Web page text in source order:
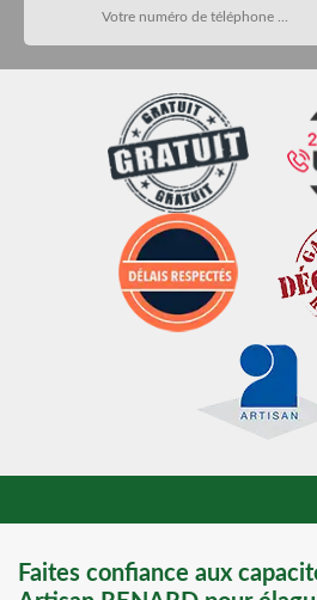
Faites confiance aux